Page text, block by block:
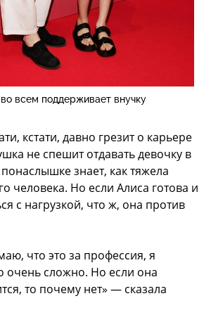
всем поддерживает внучку
кстати, давно грезит о карьере
не спешит отдавать девочку в
знает, как тяжела
человека. Но если Алиса готова и
с нагрузкой, что ж, она против
что это за профессия, я
очень сложно. Но если она
то почему нет» — сказала